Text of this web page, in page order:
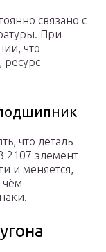
связано с
При
что
ресурс
что деталь
2107 элемент
и меняется,
чём